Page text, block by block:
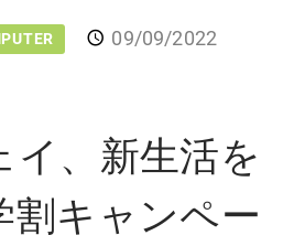
09/09/2022
イ、新生活を
割キャンペー